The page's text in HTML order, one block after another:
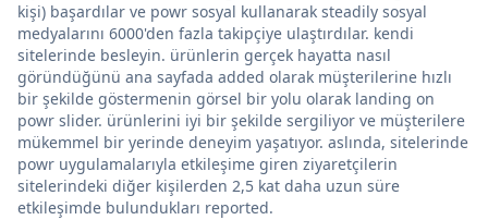
kişi) başardılar ve powr sosyal kullanarak steadily sosyal
medyalarını 6000'den fazla takipçiye ulaştırdılar. kendi
sitelerinde besleyin. ürünlerin gerçek hayatta nasıl
göründüğünü ana sayfada added olarak müşterilerine hızlı
bir şekilde göstermenin görsel bir yolu olarak landing on
powr slider. ürünlerini iyi bir şekilde sergiliyor ve müşterilere
mükemmel bir yerinde deneyim yaşatıyor. aslında, sitelerinde
powr uygulamalarıyla etkileşime giren ziyaretçilerin
sitelerindeki diğer kişilerden 2,5 kat daha uzun süre
etkileşimde bulundukları reported.